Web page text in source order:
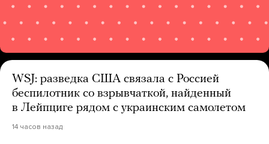
WSJ: разведка США связала с Россией
беспилотник со взрывчаткой, найденный
в Лейпциге рядом с украинским самолетом
14 часов назад